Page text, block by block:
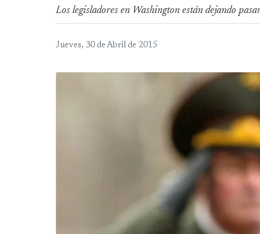
Los legisladores en Washington están dejando
Jueves, 30 de Abril de 2015